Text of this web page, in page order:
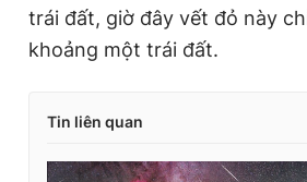
trái đất, giờ đây vết đỏ này
khoảng một trái đất.
Tin liên quan